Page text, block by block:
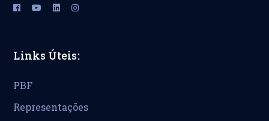
Links Úteis:
PBF
Representações